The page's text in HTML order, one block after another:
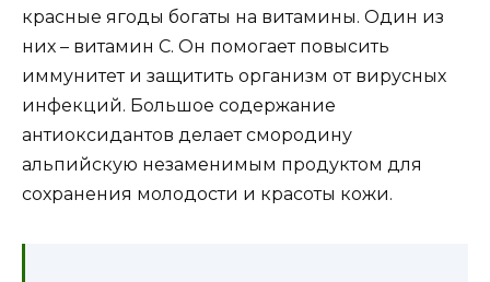
красные ягоды богаты на витамины. Один из
них – витамин С. Он помогает повысить
иммунитет и защитить организм от вирусных
инфекций. Большое содержание
антиоксидантов делает смородину
альпийскую незаменимым продуктом для
сохранения молодости и красоты кожи.